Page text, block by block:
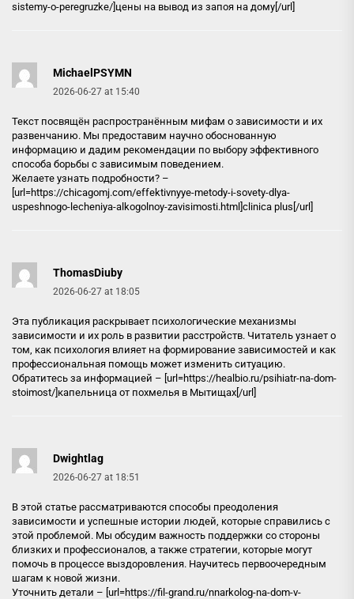
sistemy-o-peregruzke/]цены на вывод из запоя на дому[/url]
MichaelPSYMN
2026-06-27 at 15:40
Текст посвящён распространённым мифам о зависимости и их
развенчанию. Мы предоставим научно обоснованную
информацию и дадим рекомендации по выбору эффективного
способа борьбы с зависимым поведением.
Желаете узнать подробности? –
[url=https://chicagomj.com/effektivnyye-metody-i-sovety-dlya-
uspeshnogo-lecheniya-alkogolnoy-zavisimosti.html]clinica plus[/url]
ThomasDiuby
2026-06-27 at 18:05
Эта публикация раскрывает психологические механизмы
зависимости и их роль в развитии расстройств. Читатель узнает о
том, как психология влияет на формирование зависимостей и как
профессиональная помощь может изменить ситуацию.
Обратитесь за информацией – [url=https://healbio.ru/psihiatr-na-dom-
stoimost/]капельница от похмелья в Мытищах[/url]
Dwightlag
2026-06-27 at 18:51
В этой статье рассматриваются способы преодоления
зависимости и успешные истории людей, которые справились с
этой проблемой. Мы обсудим важность поддержки со стороны
близких и профессионалов, а также стратегии, которые могут
помочь в процессе выздоровления. Научитесь первоочередным
шагам к новой жизни.
Уточнить детали – [url=https://fil-grand.ru/nnarkolog-na-dom-v-